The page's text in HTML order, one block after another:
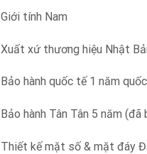
Giới tính Nam
Xuất xứ thương hiệu Nhật
Bảo hành quốc tế 1 năm
Bảo hành Tân Tân 5 năm
Thiết kế mặt số & mặt đáy